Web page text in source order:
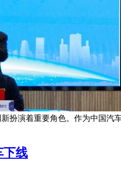
扮演着重要角色。作为中国
下线